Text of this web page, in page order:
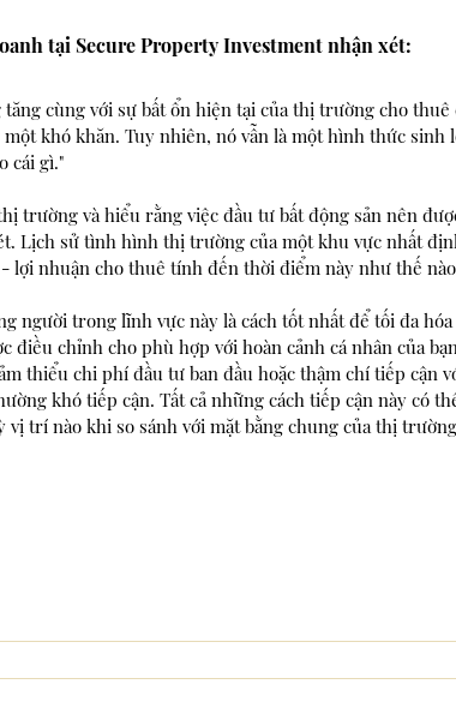
tại Secure Property Investment nhận xét:
tăng cùng với sự bất ổn hiện tại của thị trường cho
khó khăn. Tuy nhiên, nó vẫn là một hình thức sinh
cái gì."
trường và hiểu rằng việc đầu tư bất động sản nên
Lịch sử tình hình thị trường của một khu vực nhất
lợi nhuận cho thuê tính đến thời điểm này như thế
người trong lĩnh vực này là cách tốt nhất để tối đa
điều chỉnh cho phù hợp với hoàn cảnh cá nhân của
thiểu chi phí đầu tư ban đầu hoặc thậm chí tiếp cận
khó tiếp cận. Tất cả những cách tiếp cận này có
vị trí nào khi so sánh với mặt bằng chung của thị